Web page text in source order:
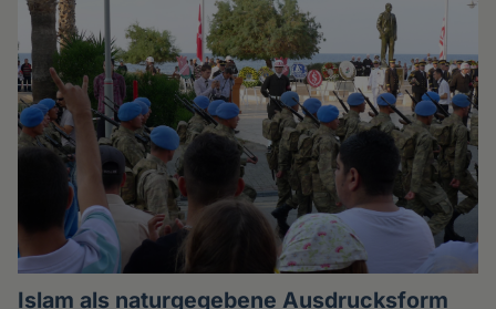
Islam als naturgegebene Ausdrucksform